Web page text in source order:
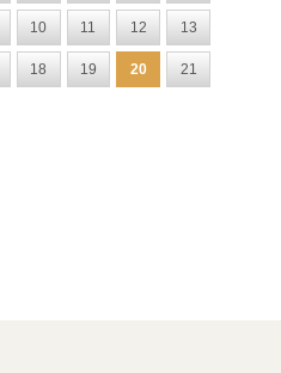
10 11 12 13
18 19 20 21